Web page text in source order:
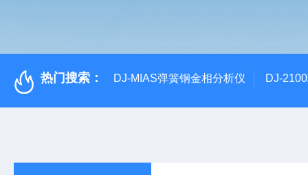
热门搜索： DJ-MIAS弹簧钢金相分析仪 DJ-